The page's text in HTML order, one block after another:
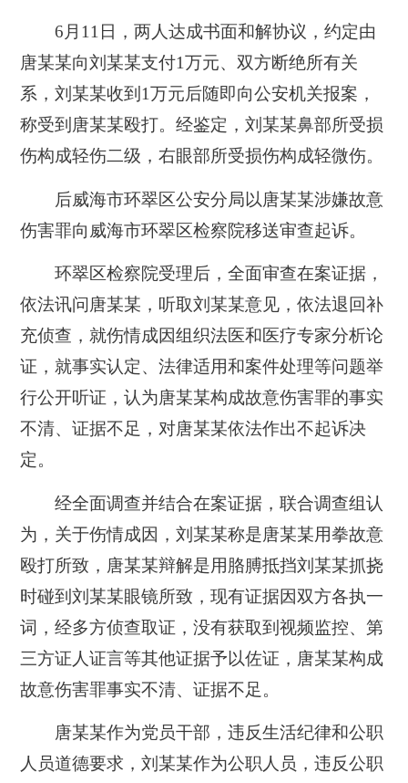
6月11日，两人达成书面和解协议，约定由
唐某某向刘某某支付1万元、双方断绝所有关
系，刘某某收到1万元后随即向公安机关报案，
称受到唐某某殴打。经鉴定，刘某某鼻部所受损
伤构成轻伤二级，右眼部所受损伤构成轻微伤。
后威海市环翠区公安分局以唐某某涉嫌故意
伤害罪向威海市环翠区检察院移送审查起诉。
环翠区检察院受理后，全面审查在案证据，
依法讯问唐某某，听取刘某某意见，依法退回补
充侦查，就伤情成因组织法医和医疗专家分析论
证，就事实认定、法律适用和案件处理等问题举
行公开听证，认为唐某某构成故意伤害罪的事实
不清、证据不足，对唐某某依法作出不起诉决
定。
经全面调查并结合在案证据，联合调查组认
为，关于伤情成因，刘某某称是唐某某用拳故意
殴打所致，唐某某辩解是用胳膊抵挡刘某某抓挠
时碰到刘某某眼镜所致，现有证据因双方各执一
词，经多方侦查取证，没有获取到视频监控、第
三方证人证言等其他证据予以佐证，唐某某构成
故意伤害罪事实不清、证据不足。
唐某某作为党员干部，违反生活纪律和公职
人员道德要求，刘某某作为公职人员，违反公职